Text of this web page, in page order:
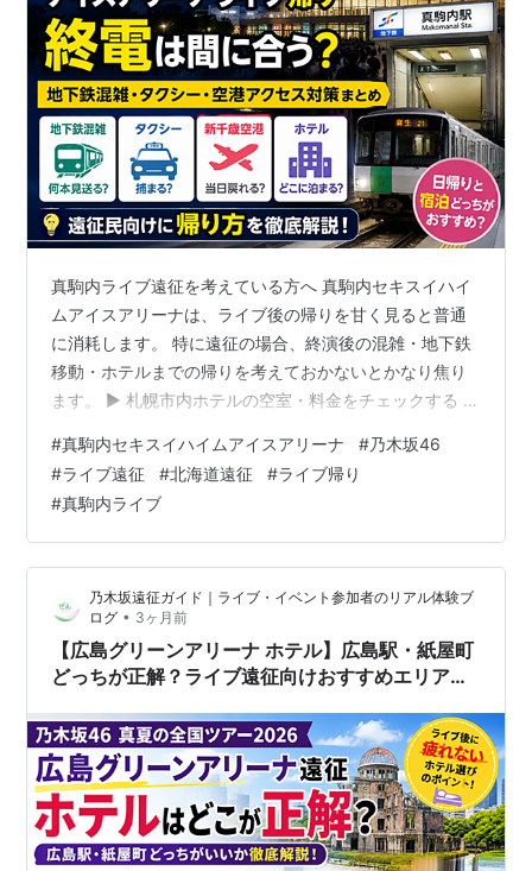
真駒内ライブ遠征を考えている方へ 真駒内セキスイハイ
ムアイスアリーナは、ライブ後の帰りを甘く見ると普通
に消耗します。 特に遠征の場合、終演後の混雑・地下鉄
移動・ホテルまでの帰りを考えておかないとかなり焦り
ます。 ▶ 札幌市内ホテルの空室・料金をチェックする 結
ライブ帰りは、地下鉄南北線で札幌市内へ戻るのが基本
です。 ただし、終演後は人が一気に動くため、真駒内駅
周辺や地下鉄はかなり混雑します。 「地下鉄があるから
余裕で帰れる」と思っていると、普通に疲れます。 特に
遠征民は、 真駒内駅までの移動 地下鉄の混雑 札幌駅ま
で戻る時間 新千歳空港やホテル…
#真駒内セキスイハイムアイスアリーナ #乃木坂46
#ライブ遠征 #北海道遠征 #ライブ帰り
#真駒内ライブ
乃木坂遠征ガイド｜ライブ・イベント参加者のリアル体験ブ
ログ • 3ヶ月前
【広島グリーンアリーナ ホテル】広島駅・紙屋町
どっちが正解？ライブ遠征向けおすすめエリアま